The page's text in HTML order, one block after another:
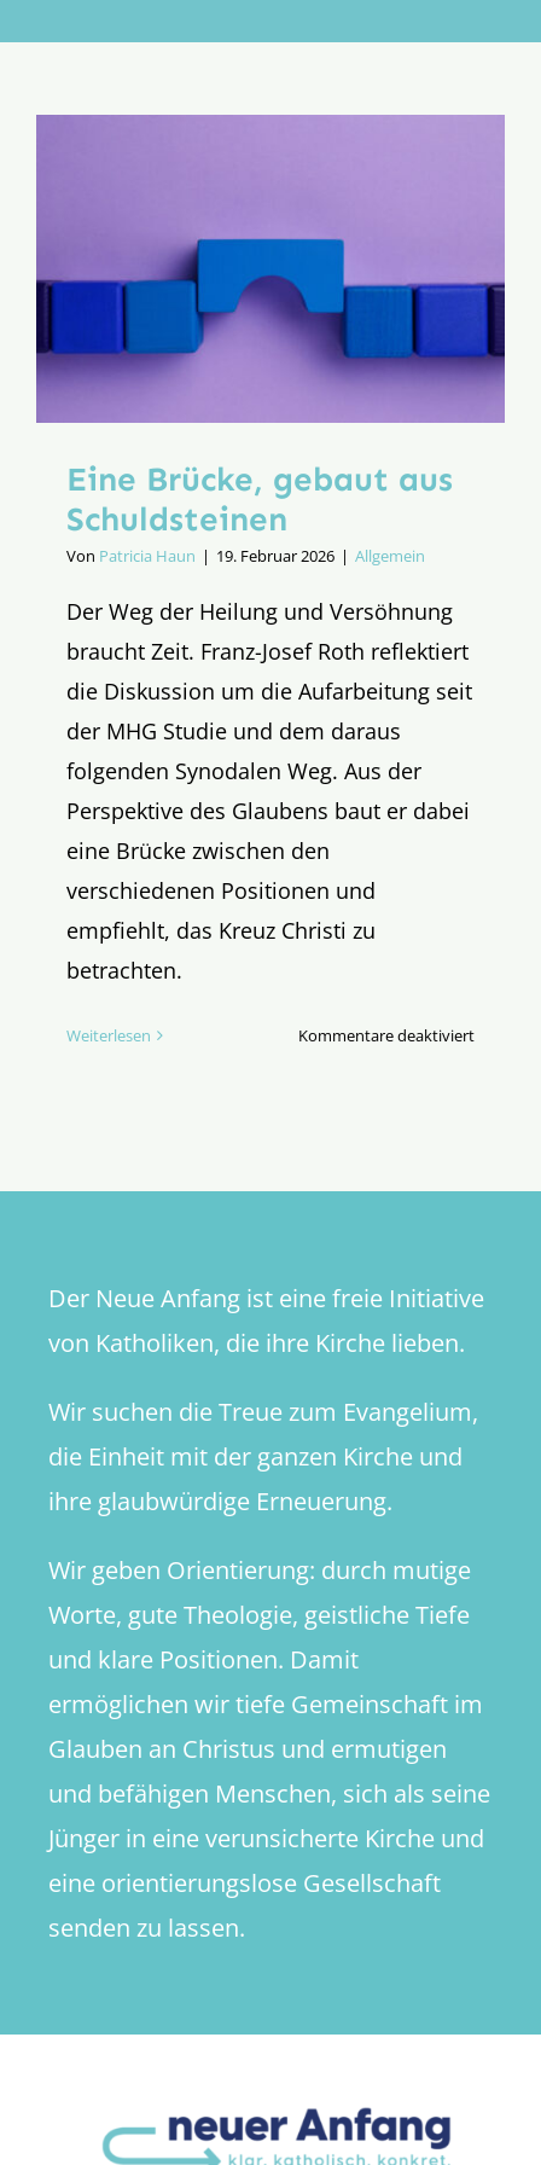
Aktion
Eine Brücke, gebaut aus
Schuldsteinen
Von Patricia Haun | 19. Februar 2026 | Allgemein
Der Weg der Heilung und Versöhnung
braucht Zeit. Franz-Josef Roth reflektiert
die Diskussion um die Aufarbeitung seit
der MHG Studie und dem daraus
folgenden Synodalen Weg. Aus der
Perspektive des Glaubens baut er dabei
eine Brücke zwischen den
verschiedenen Positionen und
empfiehlt, das Kreuz Christi zu
betrachten.
Weiterlesen Kommentare deaktiviertfür
Der Neue Anfang ist eine freie Initiative
von Katholiken, die ihre Kirche lieben.
Wir suchen die Treue zum Evangelium,
die Einheit mit der ganzen Kirche und
ihre glaubwürdige Erneuerung.
Wir geben Orientierung: durch mutige
Worte, gute Theologie, geistliche Tiefe
und klare Positionen. Damit
ermöglichen wir tiefe Gemeinschaft im
Glauben an Christus und ermutigen
und befähigen Menschen, sich als seine
Jünger in eine verunsicherte Kirche und
eine orientierungslose Gesellschaft
senden zu lassen.